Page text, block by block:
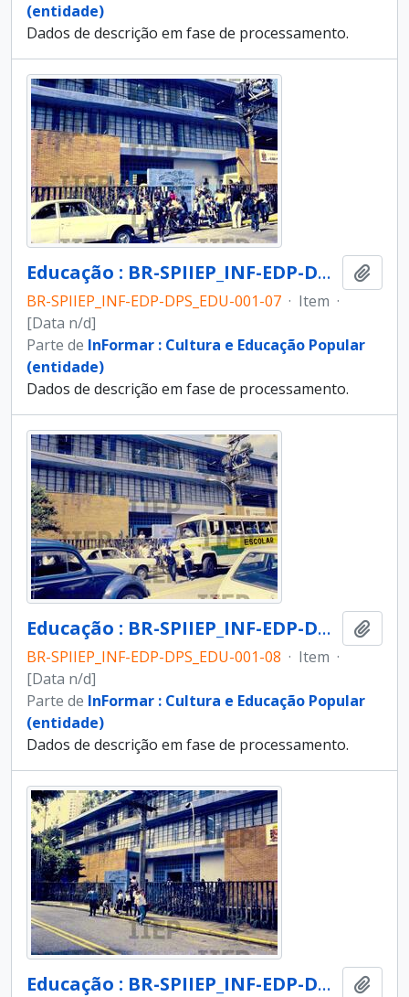
(entidade)
Dados de descrição em fase de processamento.
Educação : BR-SPIIEP_INF-EDP-DPS_EDU-001-07 [diapositivo]
BR-SPIIEP_INF-EDP-DPS_EDU-001-07 · Item ·
[Data n/d]
Parte de InFormar : Cultura e Educação Popular
(entidade)
Dados de descrição em fase de processamento.
Educação : BR-SPIIEP_INF-EDP-DPS_EDU-001-08 [diapositivo]
BR-SPIIEP_INF-EDP-DPS_EDU-001-08 · Item ·
[Data n/d]
Parte de InFormar : Cultura e Educação Popular
(entidade)
Dados de descrição em fase de processamento.
Educação : BR-SPIIEP_INF-EDP-DPS_EDU-001-09 [diapositivo]